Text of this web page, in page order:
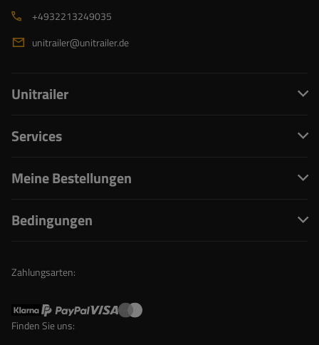
+4932213249035
unitrailer@unitrailer.de
Unitrailer
Services
Meine Bestellungen
Bedingungen
Zahlungsarten:
Finden Sie uns: